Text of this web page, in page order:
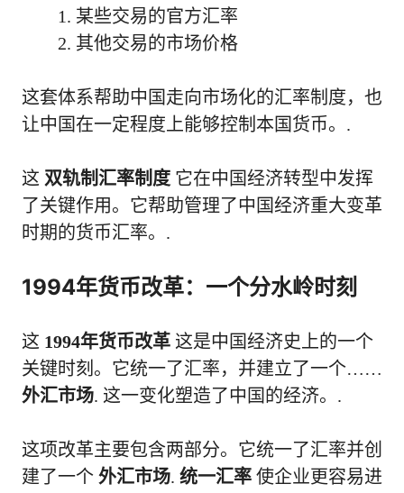
某些交易的官方汇率
其他交易的市场价格
这套体系帮助中国走向市场化的汇率制度，也
让中国在一定程度上能够控制本国货币。.
这 双轨制汇率制度 它在中国经济转型中发挥
了关键作用。它帮助管理了中国经济重大变革
时期的货币汇率。.
1994年货币改革：一个分水岭时刻
这 1994年货币改革 这是中国经济史上的一个
关键时刻。它统一了汇率，并建立了一个……
外汇市场. 这一变化塑造了中国的经济。.
这项改革主要包含两部分。它统一了汇率并创
建了一个 外汇市场. 统一汇率 使企业更容易进